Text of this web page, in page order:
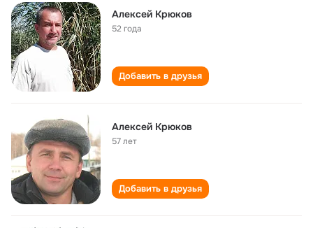
Алексей Крюков
52 года
Добавить в друзья
Алексей Крюков
57 лет
Добавить в друзья